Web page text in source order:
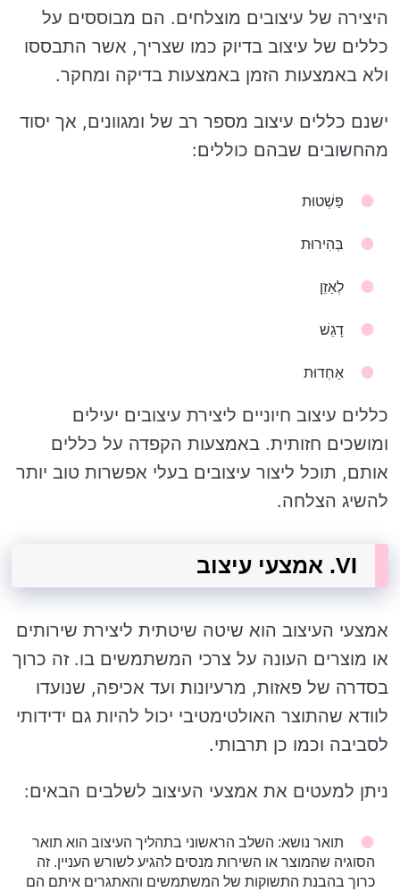
היצירה של עיצובים מוצלחים. הם מבוססים על
כללים של עיצוב בדיוק כמו שצריך, אשר התבססו
ולא באמצעות הזמן באמצעות בדיקה ומחקר.
ישנם כללים עיצוב מספר רב של ומגוונים, אך יסוד
מהחשובים שבהם כוללים:
פַּשְׁטוּת
בְּהִירוּת
לְאַזֵן
דָגֵשׁ
אַחְדוּת
כללים עיצוב חיוניים ליצירת עיצובים יעילים
ומושכים חזותית. באמצעות הקפדה על כללים
אותם, תוכל ליצור עיצובים בעלי אפשרות טוב יותר
להשיג הצלחה.
VI. אמצעי עיצוב
אמצעי העיצוב הוא שיטה שיטתית ליצירת שירותים
או מוצרים העונה על צרכי המשתמשים בו. זה כרוך
בסדרה של פאזות, מרעיונות ועד אכיפה, שנועדו
לוודא שהתוצר האולטימטיבי יכול להיות גם ידידותי
לסביבה וכמו כן תרבותי.
ניתן למעטים את אמצעי העיצוב לשלבים הבאים:
תואר נושא: השלב הראשוני בתהליך העיצוב הוא תואר
הסוגיה שהמוצר או השירות מנסים להגיע לשורש העניין. זה
כרוך בהבנת התשוקות של המשתמשים והאתגרים איתם הם